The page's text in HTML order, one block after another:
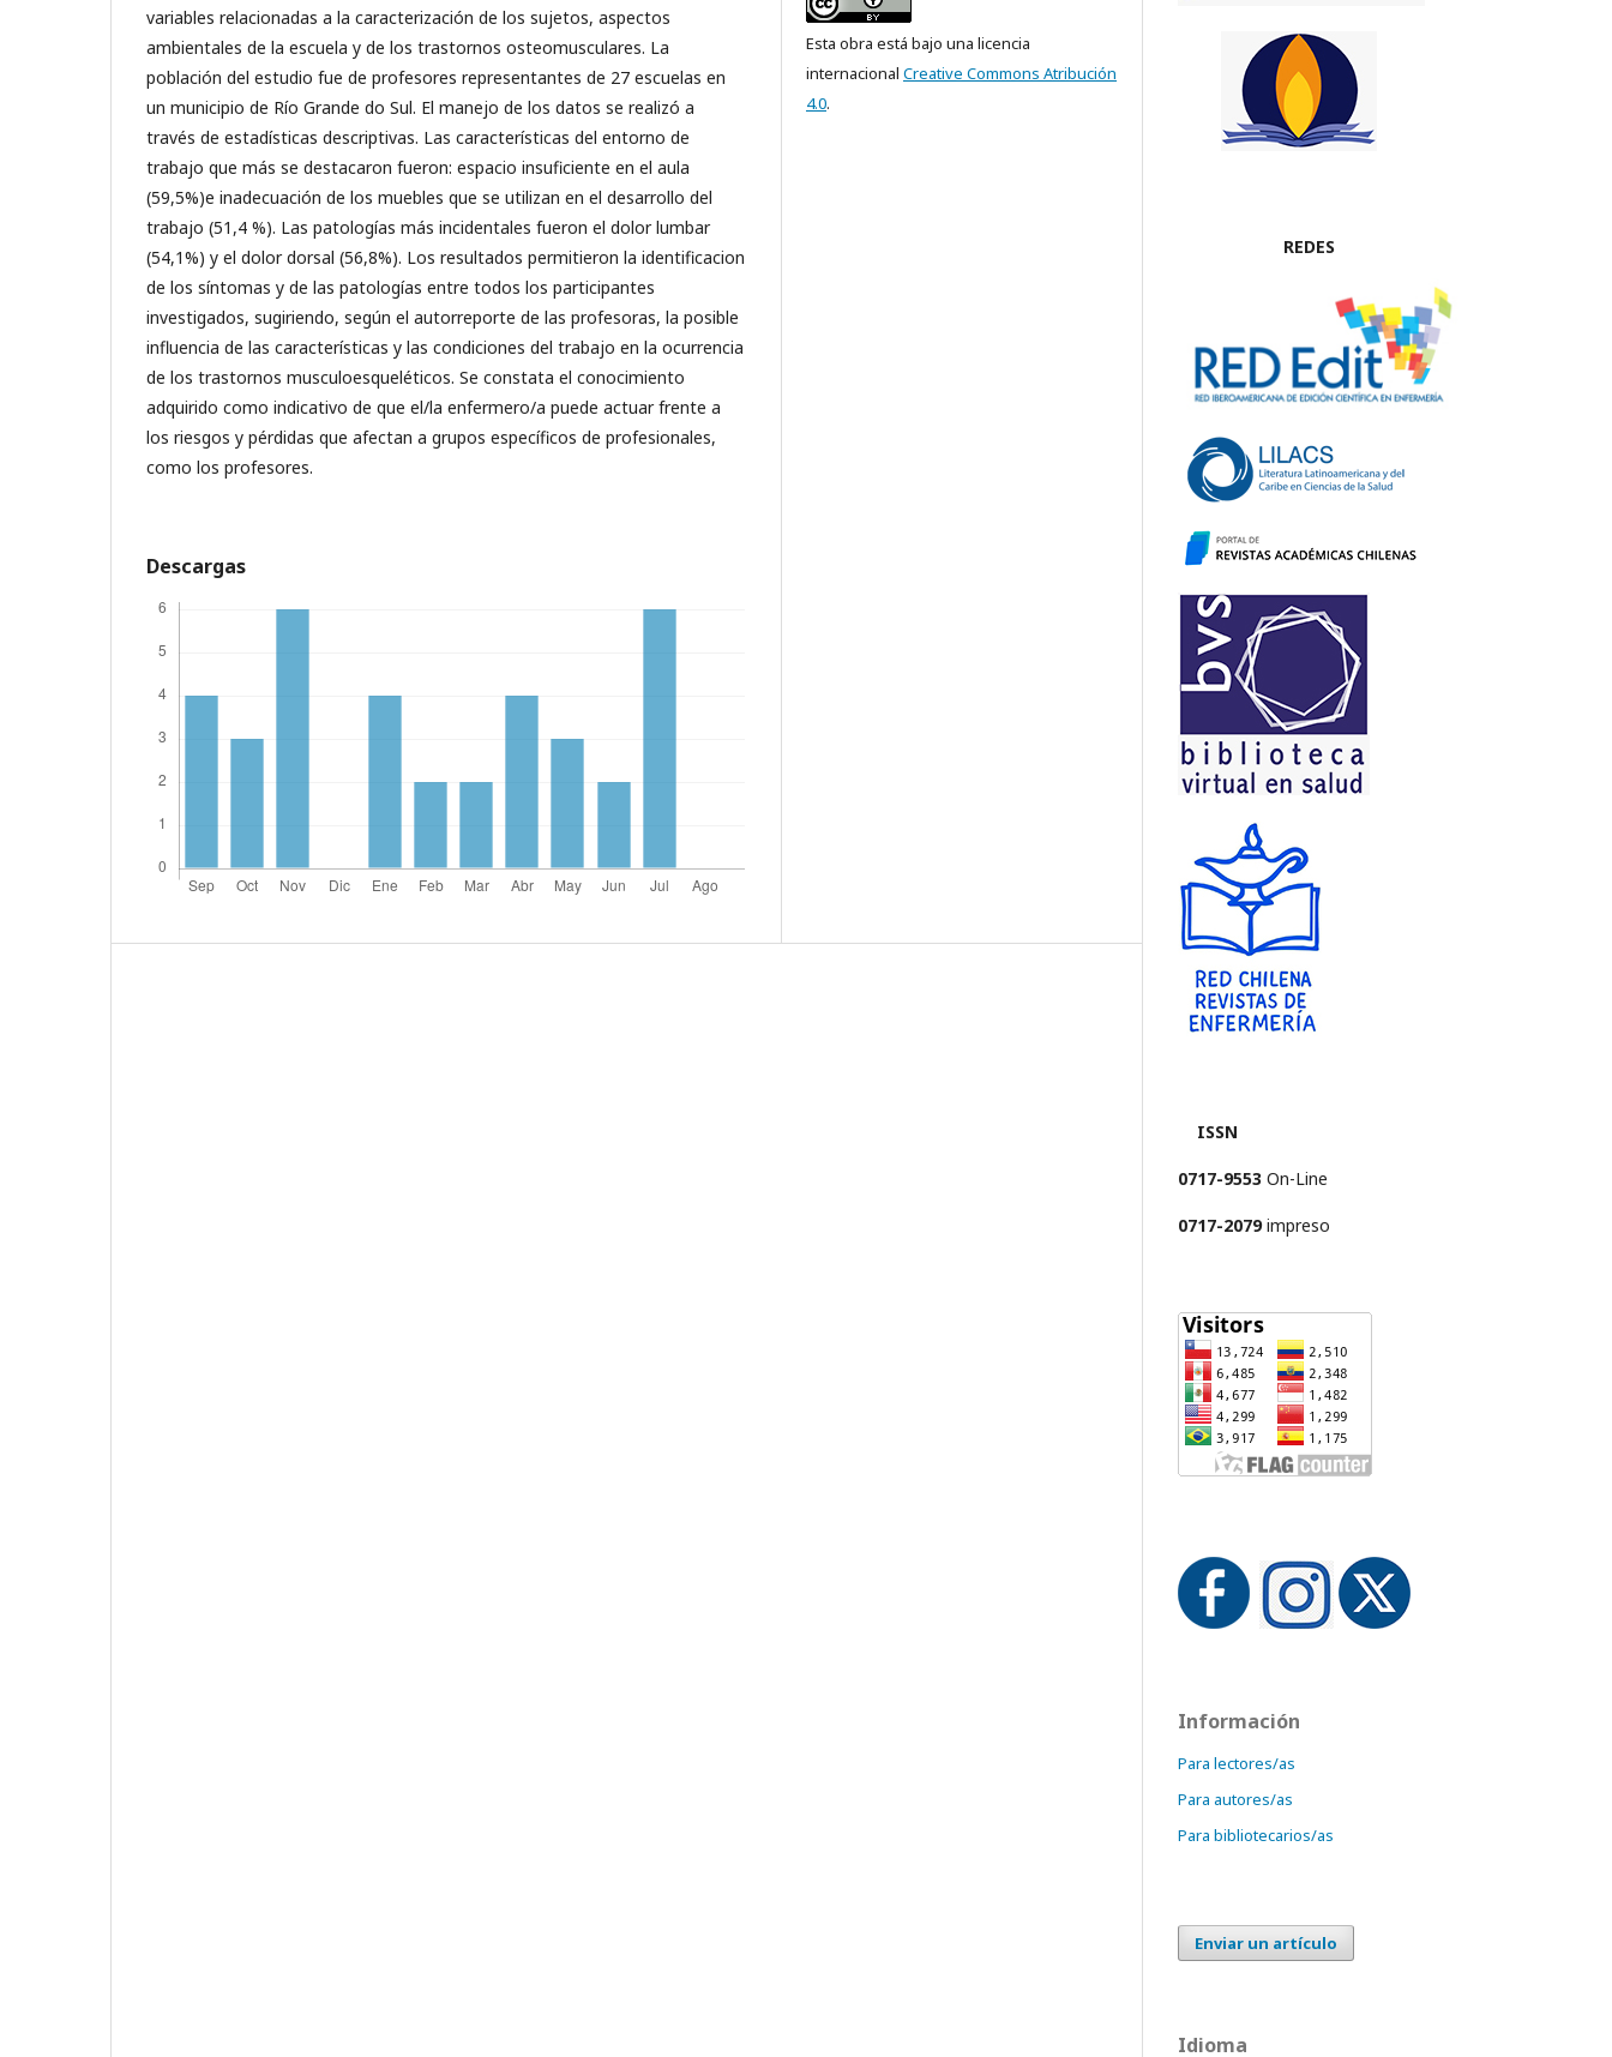
variables relacionadas a la caracterización de los sujetos, aspectos
ambientales de la escuela y de los trastornos osteomusculares. La
población del estudio fue de profesores representantes de 27 escuelas en
un municipio de Río Grande do Sul. El manejo de los datos se realizó a
través de estadísticas descriptivas. Las características del entorno de
trabajo que más se destacaron fueron: espacio insuficiente en el aula
(59,5%)e inadecuación de los muebles que se utilizan en el desarrollo del
trabajo (51,4 %). Las patologías más incidentales fueron el dolor lumbar
(54,1%) y el dolor dorsal (56,8%). Los resultados permitieron la identificacion
de los síntomas y de las patologías entre todos los participantes
investigados, sugiriendo, según el autorreporte de las profesoras, la posible
influencia de las características y las condiciones del trabajo en la ocurrencia
de los trastornos musculoesqueléticos. Se constata el conocimiento
adquirido como indicativo de que el/la enfermero/a puede actuar frente a
los riesgos y pérdidas que afectan a grupos específicos de profesionales,
como los profesores.
Descargas
Esta obra está bajo una licencia
internacional Creative Commons Atribución
4.0.
REDES
ISSN
0717-9553 On-Line
0717-2079impreso
Información
Para lectores/as
Para autores/as
Para bibliotecarios/as
Enviar un artículo
Idioma